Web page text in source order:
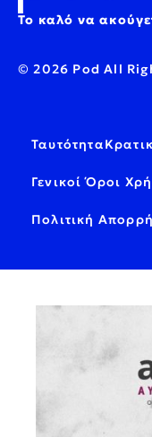
Το καλό να
© 2026 Pod All
Ταυτότητα
Γενικοί Όροι
Πολιτική